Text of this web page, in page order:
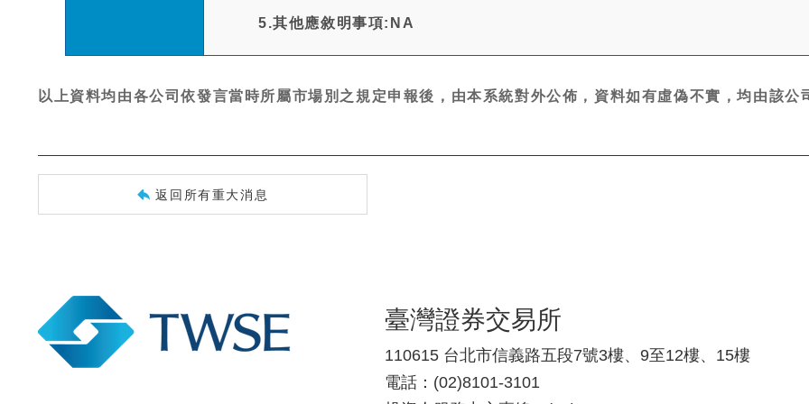
5.其他應敘明事項:NA
以上資料均由各公司依發言當時所屬市場別之規定申報後，由本系統對外公佈，資料如有虛偽不實，均由該公
返回所有重大消息
臺灣證券交易所
110615 台北市信義路五段7號3樓、9至12樓、15樓
電話：(02)8101-3101